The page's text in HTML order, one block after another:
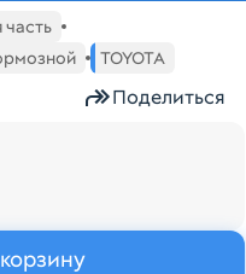
магазина
TOYOTA
Поделиться